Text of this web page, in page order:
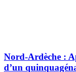
Nord-Ardèche :
d’un